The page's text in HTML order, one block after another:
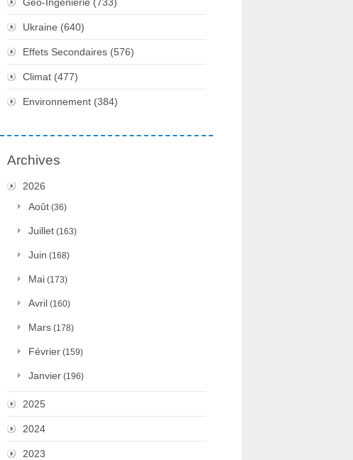
Ukraine (640)
Effets Secondaires (576)
Climat (477)
Environnement (384)
Archives
2026
Août (36)
Juillet (163)
Juin (168)
Mai (173)
Avril (160)
Mars (178)
Février (159)
Janvier (196)
2025
2024
2023